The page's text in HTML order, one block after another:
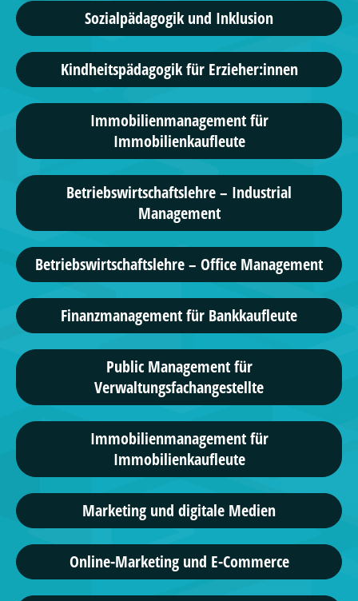
Sozialpädagogik und Inklusion
Kindheitspädagogik für Erzieher:innen
Immobilienmanagement für
Immobilienkaufleute
Betriebswirtschaftslehre – Industrial
Management
Betriebswirtschaftslehre – Office Management
Finanzmanagement für Bankkaufleute
Public Management für
Verwaltungsfachangestellte
Immobilienmanagement für
Immobilienkaufleute
Marketing und digitale Medien
Online-Marketing und E-Commerce